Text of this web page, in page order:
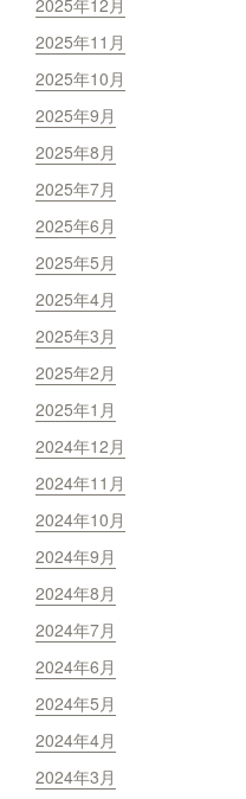
2025年11月
2025年10月
2025年9月
2025年8月
2025年7月
2025年6月
2025年5月
2025年4月
2025年3月
2025年2月
2025年1月
2024年12月
2024年11月
2024年10月
2024年9月
2024年8月
2024年7月
2024年6月
2024年5月
2024年4月
2024年3月